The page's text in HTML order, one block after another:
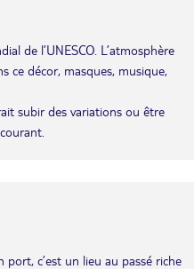
de l’UNESCO. L’atmosphère
ce décor, masques, musique,
subir des variations ou être
c’est un lieu au passé riche